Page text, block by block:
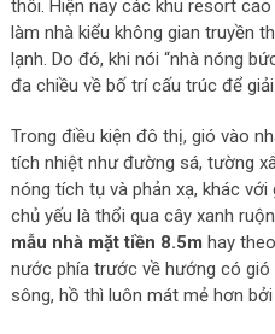
thôi. Hiện nay các khu resort
làm nhà kiểu không gian truyền
lạnh. Do đó, khi nói “nhà nóng
đa chiều về bố trí cấu trúc để
Trong điều kiện đô thị, gió vào
tích nhiệt như đường sá, tường
nóng tích tụ và phản xạ, khác
chủ yếu là thổi qua cây xanh
mẫu nhà mặt tiền 8.5m hay
nước phía trước về hướng có
sông, hồ thì luôn mát mẻ hơn